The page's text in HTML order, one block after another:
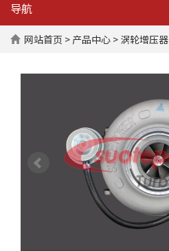
导航
网站首页 > 产品中心 > 涡轮增压器